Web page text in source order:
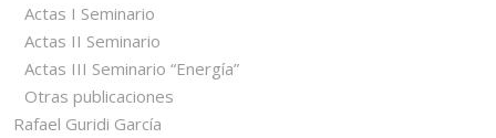
Actas I Seminario
Actas II Seminario
Actas III Seminario “Energía”
Otras publicaciones
Rafael Guridi García